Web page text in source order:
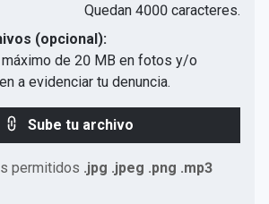
Quedan 4000 caracteres.
(opcional):
de 20 MB en fotos y/o
a evidenciar tu denuncia.
Sube tu archivo
permitidos .jpg .jpeg .png .mp3